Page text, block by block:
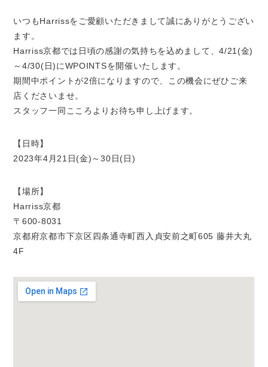
いつもHarrissをご愛顧いただきまして誠にありがとうござい
ます。
Harriss京都では日頃の感謝の気持ちを込めまして、4/21(金)
～4/30(日)にWPOINTSを開催いたします。
期間中ポイントが2倍になりますので、この機会にぜひご来
店くださいませ。
スタッフ一同こころよりお待ち申し上げます。
【日時】
2023年4月21日(金)～30日(日)
【場所】
Harriss京都
〒600-8031
京都府京都市下京区四条通寺町西入貞安前之町605 藤井大丸
4F